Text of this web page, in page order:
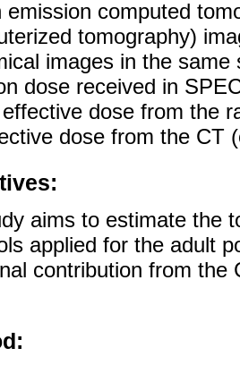
emission computed
tomography)
images in the
dose received in
dose from the
dose from the CT
aims to estimate the
applied for the adult
contribution from